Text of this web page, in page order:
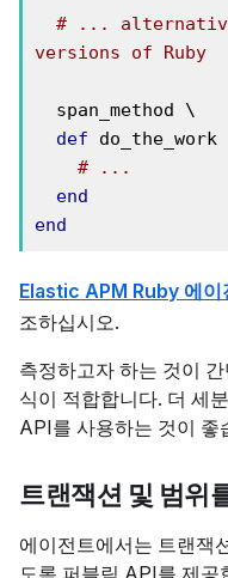
# ...
versions of Ruby
def do_the_work
# ...
end
end
Elastic APM Ruby 에이
조하십시오.
측정하고자 하는 것이
식이 적합합니다. 더 세
API를 사용하는 것이 좋
트랜잭션 및 범위
에이전트에서는 트랜잭